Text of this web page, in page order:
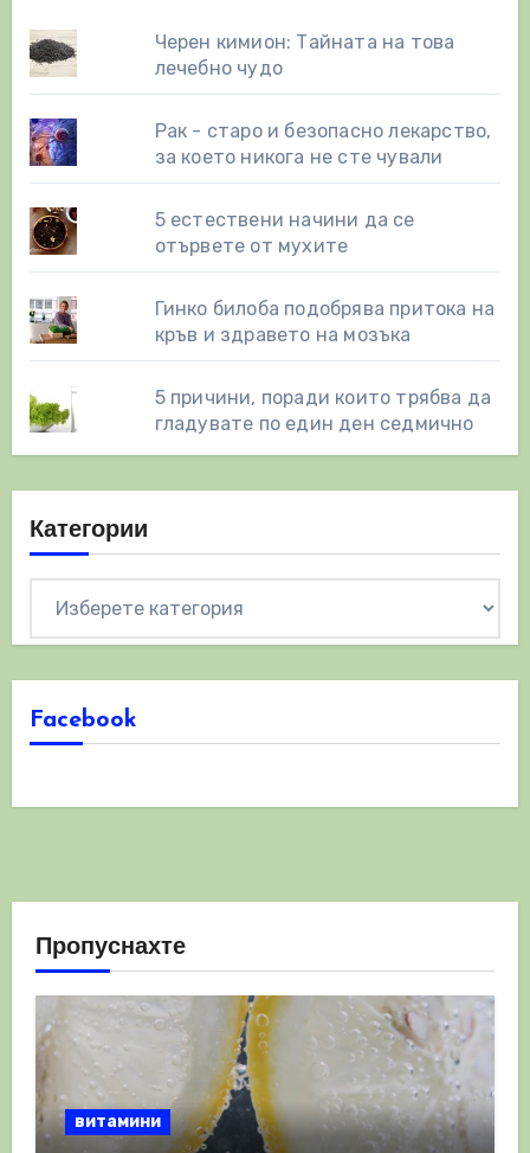
Черен кимион: Тайната на това
лечебно чудо
Рак - старо и безопасно лекарство,
за което никога не сте чували
5 естествени начини да се
отървете от мухите
Гинко билоба подобрява притока на
кръв и здравето на мозъка
5 причини, поради които трябва да
гладувате по един ден седмично
Категории
Facebook
Пропуснахте
витамини